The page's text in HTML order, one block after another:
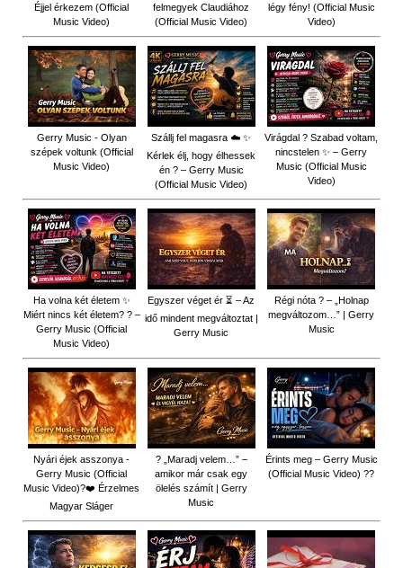
Éjjel érkezem (Official
Music Video)
felmegyek Claudiához
(Official Music Video)
légy fény! (Official Music
Video)
Gerry Music - Olyan
szépek voltunk (Official
Music Video)
Szállj fel magasra ☁️ ✨
Kérlek élj, hogy élhessek
én ? – Gerry Music
(Official Music Video)
Virágdal ? Szabad voltam,
nincstelen ✨ – Gerry
Music (Official Music
Video)
Ha volna két életem ✨
Miért nincs két életem? ? –
Gerry Music (Official
Music Video)
Egyszer véget ér ⏳ – Az
idő mindent megváltoztat |
Gerry Music
Régi nóta ? – „Holnap
megváltozom…” | Gerry
Music
Nyári éjek asszonya -
Gerry Music (Official
Music Video)?❤️ Érzelmes
Magyar Sláger
? „Maradj velem…” –
amikor már csak egy
ölelés számít | Gerry
Music
Érints meg – Gerry Music
(Official Music Video) ??